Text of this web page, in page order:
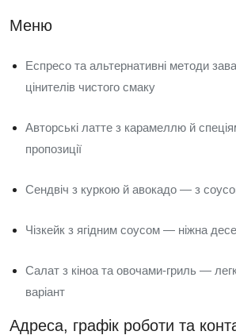
Меню
Еспресо та альтернативні методи
цінителів чистого смаку
Авторські латте з карамеллю й
пропозиції
Сендвіч з куркою й авокадо — з
Чізкейк з ягідним соусом — ніжна
Салат з кіноа та овочами-гриль —
варіант
Адреса, графік роботи та